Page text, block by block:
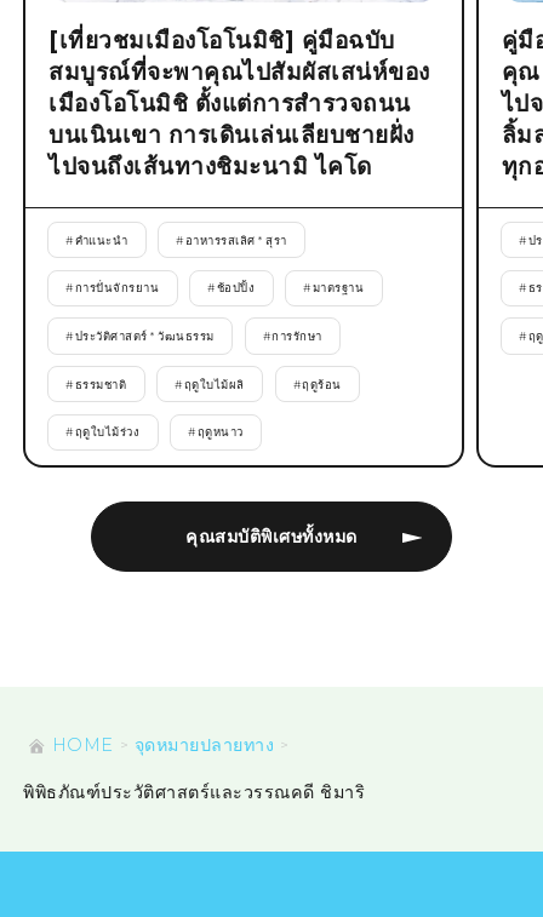
คุณสมบัติพิเศษทั้งหมด
[เที่ยวชมเมืองโอโนมิชิ] คู่มือฉบับ
สมบูรณ์ที่จะพาคุณไปสัมผัสเสน่ห์ของ
เมืองโอโนมิชิ ตั้งแต่การสำรวจถนน
บนเนินเขา การเดินเล่นเลียบชายฝั่ง
ไปจนถึงเส้นทางชิมะนามิ ไคโด
#คำแนะนำ # อาหารรสเลิศ * สุรา
#การปั่นจักรยาน #ช้อปปิ้ง #มาตรฐาน
#ประวัติศาสตร์ * วัฒนธรรม #การรักษา
#ธรรมชาติ #ฤดูใบไม้ผลิ #ฤดูร้อน
#ฤดูใบไม้ร่วง #ฤดูหนาว
คู่มื
คุณ
ไป
ลิ้ม
ทุก
#ป
#ธ
#ฤ
HOME จุดหมายปลายทาง
พิพิธภัณฑ์ประวัติศาสตร์และวรรณคดี ชิมาริ